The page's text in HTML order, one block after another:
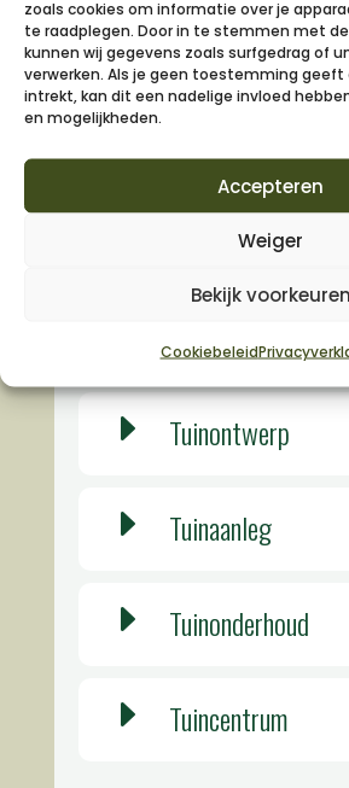
zoals cookies om informatie over je
te raadplegen. Door in te stemmen met
kunnen wij gegevens zoals surfgedrag of
verwerken. Als je geen toestemming
intrekt, kan dit een nadelige invloed
en mogelijkheden.
Accepteren
Weiger
Bekijk voorkeuren
Cookiebeleid
Diensten
E Tuinontwerp
E Tuinaanleg
E Tuinonderhoud
E Tuincentrum